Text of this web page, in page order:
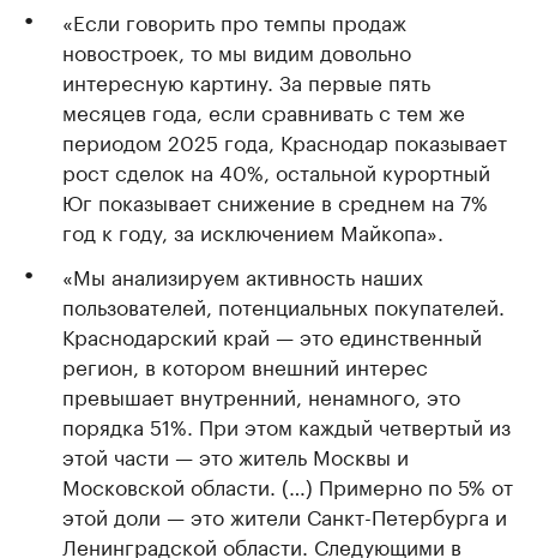
«Если говорить про темпы продаж
новостроек, то мы видим довольно
интересную картину. За первые пять
месяцев года, если сравнивать с тем же
периодом 2025 года, Краснодар показывает
рост сделок на 40%, остальной курортный
Юг показывает снижение в среднем на 7%
год к году, за исключением Майкопа».
«Мы анализируем активность наших
пользователей, потенциальных покупателей.
Краснодарский край — это единственный
регион, в котором внешний интерес
превышает внутренний, ненамного, это
порядка 51%. При этом каждый четвертый из
этой части — это житель Москвы и
Московской области. (…) Примерно по 5% от
этой доли — это жители Санкт-Петербурга и
Ленинградской области. Следующими в